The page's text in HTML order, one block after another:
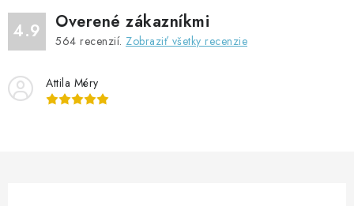
4.9 Overené zákazníkmi
564 recenzií. Zobraziť všetky recenzie
Attila Méry